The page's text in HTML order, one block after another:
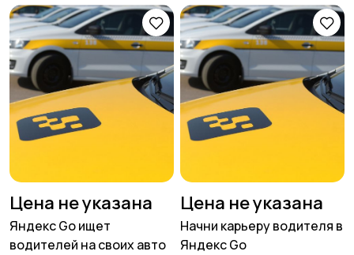
Цена не указана
Яндекс Go ищет
водителей на своих авто
Цена не указана
Начни карьеру водителя в
Яндекс Go